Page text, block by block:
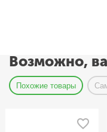
Возможно,
Похожие товары